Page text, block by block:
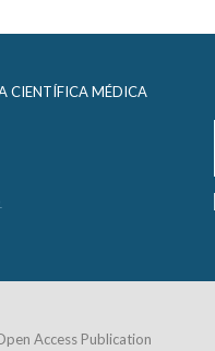
CIENTÍFICA MÉDICA
Access Publication